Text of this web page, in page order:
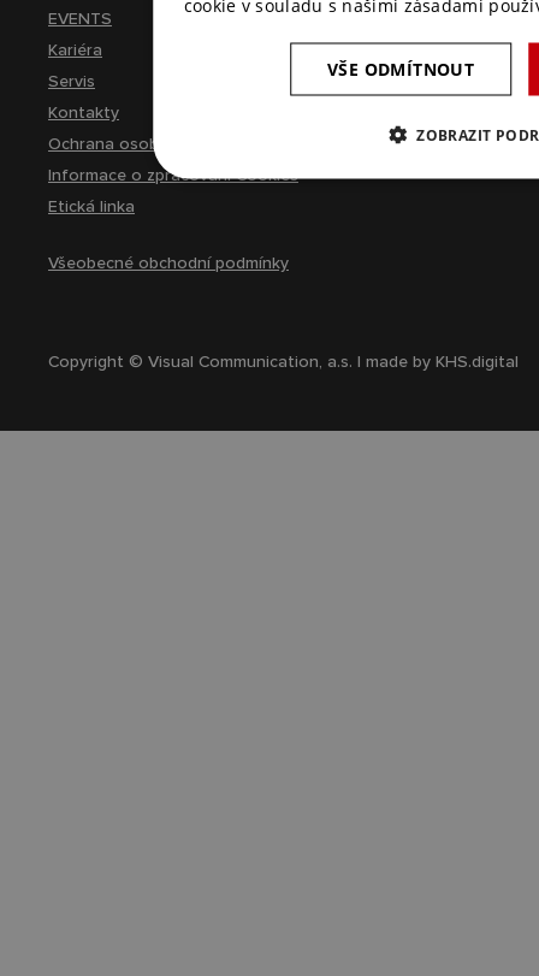
EVENTS
Kariéra
Servis
Kontakty
Ochrana osobních údajů
Informace o zpracování Cookies
Etická linka
Všeobecné obchodní podmínky
Copyright © Visual Communication, a.s. | made byKHS.digital
VŠE ODMÍTNOUT
ZOBRAZIT